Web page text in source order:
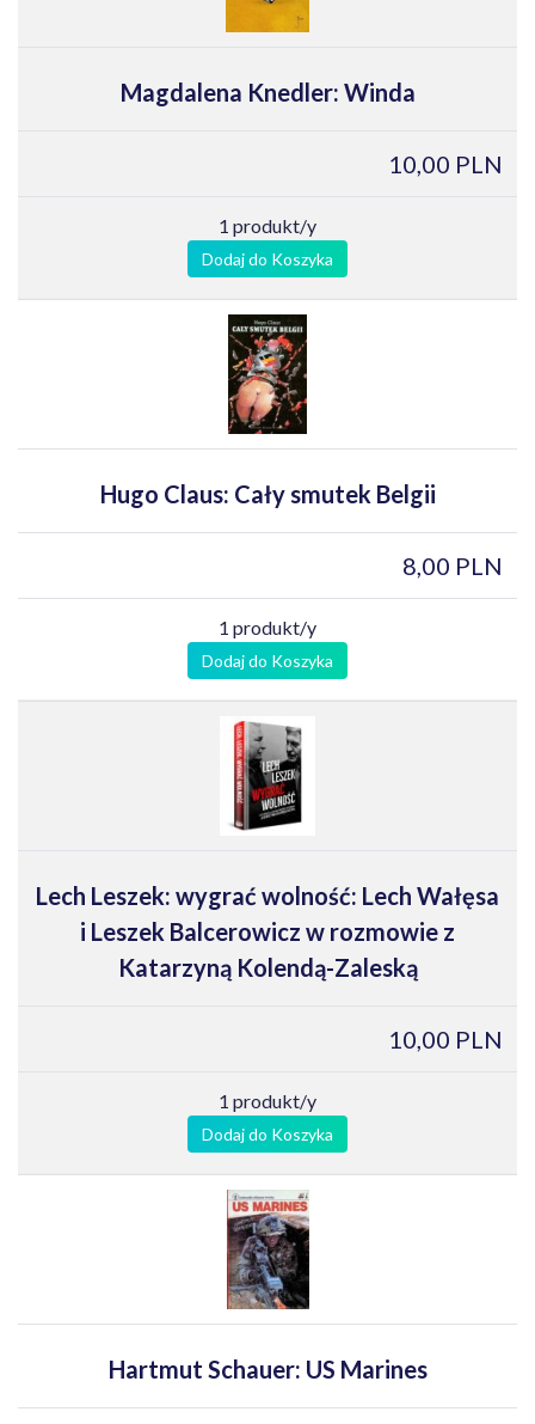
Magdalena Knedler: Winda
10,00 PLN
1 produkt/y
Dodaj do Koszyka
Hugo Claus: Cały smutek Belgii
8,00 PLN
1 produkt/y
Dodaj do Koszyka
Lech Leszek: wygrać wolność: Lech Wałęsa
i Leszek Balcerowicz w rozmowie z
Katarzyną Kolendą-Zaleską
10,00 PLN
1 produkt/y
Dodaj do Koszyka
Hartmut Schauer: US Marines